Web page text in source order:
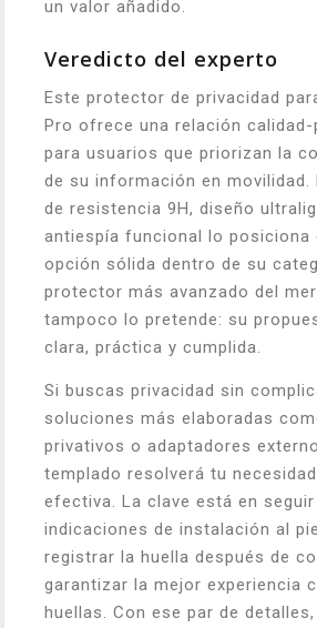
un valor añadido.
Veredicto del experto
Este protector de privacidad
Pro ofrece una relación
para usuarios que priorizan la
de su información en movilidad.
de resistencia 9H, diseño
antiespía funcional lo posiciona
opción sólida dentro de su
protector más avanzado del
tampoco lo pretende: su
clara, práctica y cumplida.
Si buscas privacidad sin
soluciones más elaboradas
privativos o adaptadores
templado resolverá tu
efectiva. La clave está en seguir
indicaciones de instalación al
registrar la huella después de
garantizar la mejor experiencia
huellas. Con ese par de